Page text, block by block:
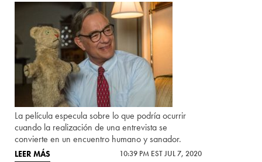
La película especula sobre lo que podría ocurrir
cuando la realización de una entrevista se
convierte en un encuentro humano y sanador.
LEER MÁS 10:39 PM EST JUL 7, 2020